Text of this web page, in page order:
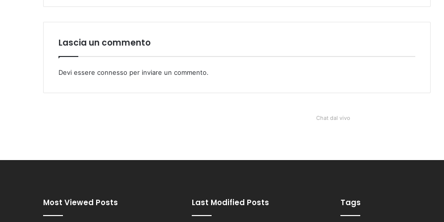
Lascia un commento
Devi essere connesso per inviare un commento.
Chat dal vivo
Most Viewed Posts Last Modified Posts Tags